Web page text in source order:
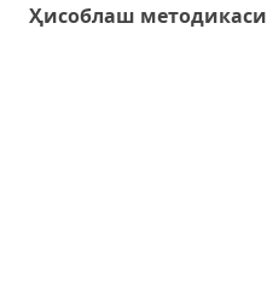
Ҳисоблаш методикаси